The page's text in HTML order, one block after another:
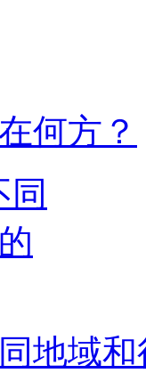
何方？
地域